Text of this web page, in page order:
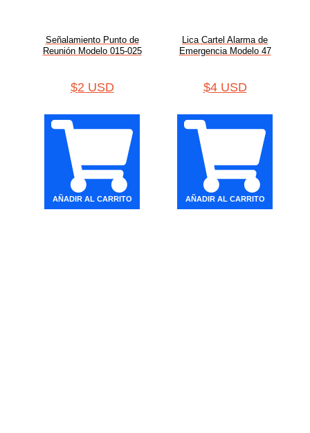
Señalamiento Punto de
Reunión Modelo 015-025
$2 USD
AÑADIR AL CARRITO
Lica Cartel Alarma de
Emergencia Modelo 47
$4 USD
AÑADIR AL CARRITO